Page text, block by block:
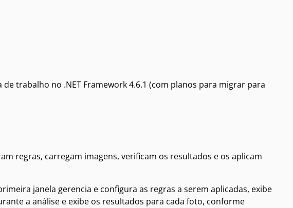
trabalho no .NET Framework 4.6.1 (com planos para migrar para
regras, carregam imagens, verificam os resultados e os aplicam
janela gerencia e configura as regras a serem aplicadas, exibe
a análise e exibe os resultados para cada foto, conforme